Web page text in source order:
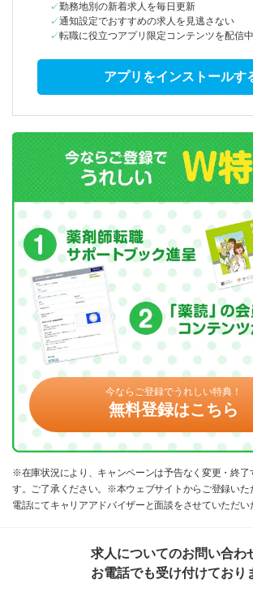
勤務地別の新着求人を毎日更新
通知設定でおすすめの求人を見逃さない
転職に役立つアプリ限定コンテンツを配信中
アプリをインストールす
今ならご登録でうれしい特典！
無料登録はこちら
※在庫状況により、キャンペーンは予告なく変更・終了
す。ご了承ください。※本ウェブサイトからご登録いた
電話にてキャリアアドバイザーと面談をさせていただい
求人についてのお問い合わ
お電話でも受け付けており